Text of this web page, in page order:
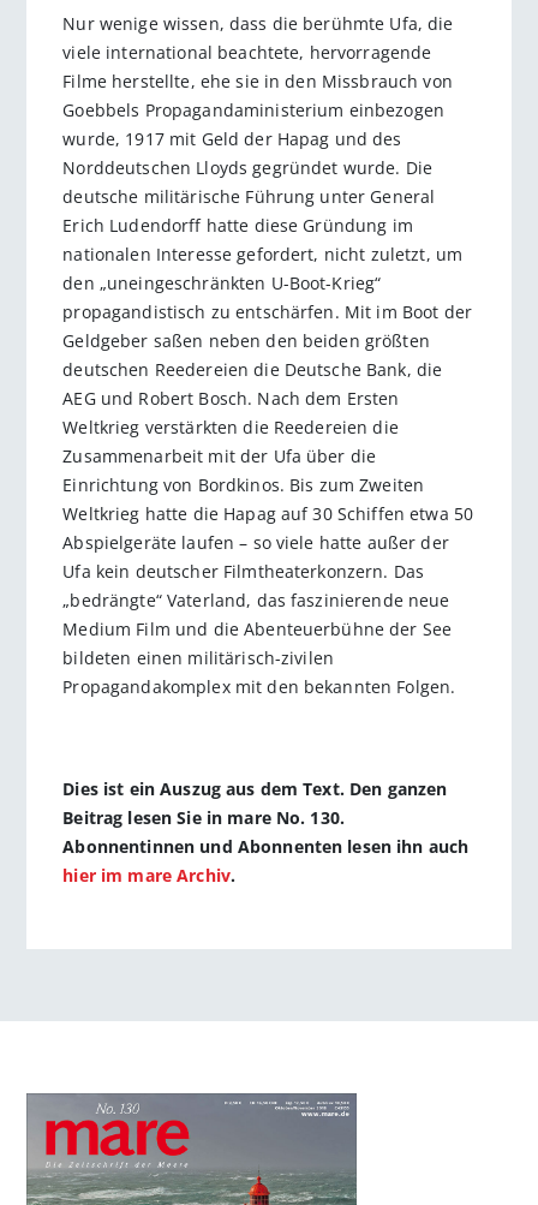
Nur wenige wissen, dass die berühmte Ufa, die
viele international beachtete, hervorragende
Filme herstellte, ehe sie in den Missbrauch von
Goebbels Propagandaministerium einbezogen
wurde, 1917 mit Geld der Hapag und des
Norddeutschen Lloyds gegründet wurde. Die
deutsche militärische Führung unter General
Erich Ludendorff hatte diese Gründung im
nationalen Interesse gefordert, nicht zuletzt, um
den „uneingeschränkten U-Boot-Krieg“
propagandistisch zu entschärfen. Mit im Boot der
Geldgeber saßen neben den beiden größten
deutschen Reedereien die Deutsche Bank, die
AEG und Robert Bosch. Nach dem Ersten
Weltkrieg verstärkten die Reedereien die
Zusammenarbeit mit der Ufa über die
Einrichtung von Bordkinos. Bis zum Zweiten
Weltkrieg hatte die Hapag auf 30 Schiffen etwa 50
Abspielgeräte laufen – so viele hatte außer der
Ufa kein deutscher Filmtheaterkonzern. Das
„bedrängte“ Vaterland, das faszinierende neue
Medium Film und die Abenteuerbühne der See
bildeten einen militärisch-zivilen
Propagandakomplex mit den bekannten Folgen.
Dies ist ein Auszug aus dem Text. Den ganzen
Beitrag lesen Sie in mare No. 130.
Abonnentinnen und Abonnenten lesen ihn auch
hier im mare Archiv.